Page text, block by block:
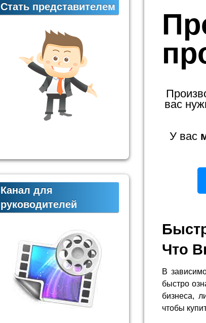
вас
У вас
Что
В
быстро
бизнеса,
чтобы
Стать представителем
Канал для
руководителей